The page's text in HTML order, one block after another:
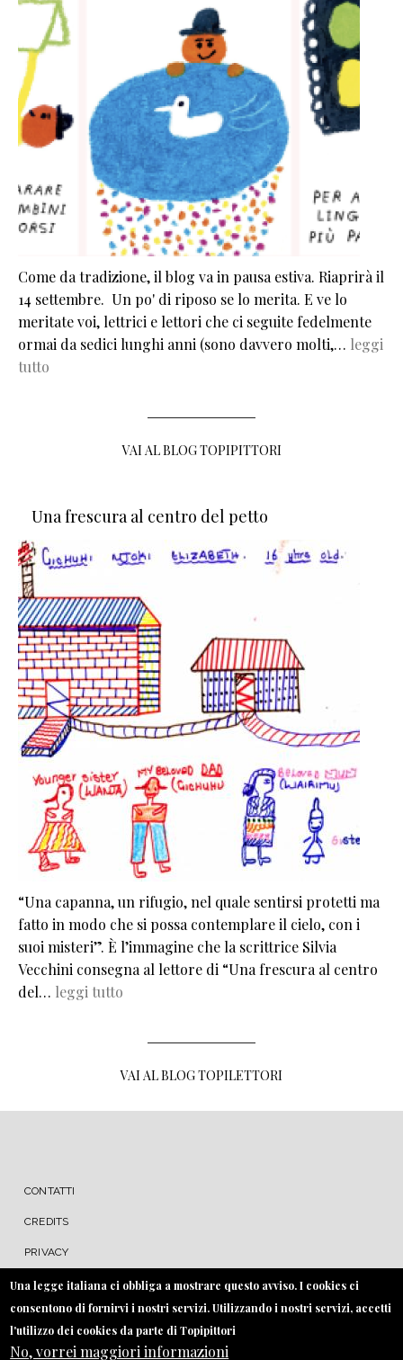
Come da tradizione, il blog va in pausa estiva. Riaprirà il
14 settembre. Un po' di riposo se lo merita. E ve lo
meritate voi, lettrici e lettori che ci seguite fedelmente
ormai da sedici lunghi anni (sono davvero molti,… leggi
tutto
VAI AL BLOG TOPIPITTORI
Una frescura al centro del petto
“Una capanna, un rifugio, nel quale sentirsi protetti ma
fatto in modo che si possa contemplare il cielo, con i
suoi misteri”. È l’immagine che la scrittrice Silvia
Vecchini consegna al lettore di “Una frescura al centro
del… leggi tutto
VAI AL BLOG TOPILETTORI
MENU FOOTER
CONTATTI
CREDITS
PRIVACY
COOKIE
Una legge italiana ci obbliga a mostrare questo avviso. I cookies ci
consentono di fornirvi i nostri servizi. Utilizzando i nostri servizi, accetti
l'utilizzo dei cookies da parte di Topipittori
No, vorrei maggiori informazioni